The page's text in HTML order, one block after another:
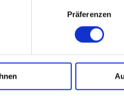
Präferenzen
des Films